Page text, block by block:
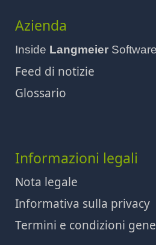
Azienda
Inside Langmeier Software
Feed di notizie
Glossario
Informazioni legali
Nota legale
Informativa sulla privacy
Termini e condizioni